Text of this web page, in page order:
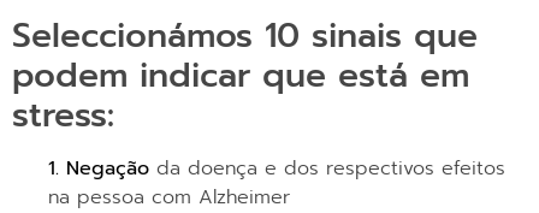
Seleccionámos 10 sinais que
podem indicar que está em
stress:
1. Negação da doença e dos respectivos efeitos
na pessoa com Alzheimer